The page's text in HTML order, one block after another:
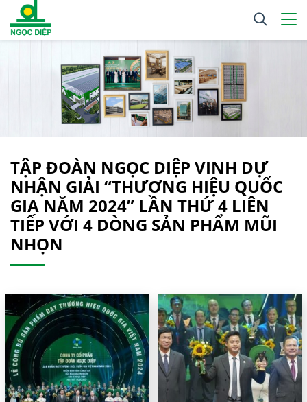
TẬP ĐOÀN NGỌC DIỆP VINH DỰ
NHẬN GIẢI “THƯƠNG HIỆU QUỐC
GIA NĂM 2024” LẦN THỨ 4 LIÊN
TIẾP VỚI 4 DÒNG SẢN PHẨM MŨI
NHỌN